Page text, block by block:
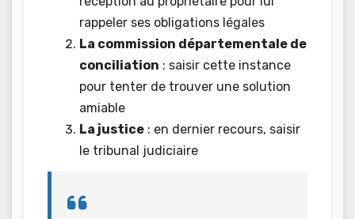
rappeler ses obligations légales
La commission départementale de
conciliation : saisir cette instance
pour tenter de trouver une solution
amiable
La justice : en dernier recours, saisir
le tribunal judiciaire